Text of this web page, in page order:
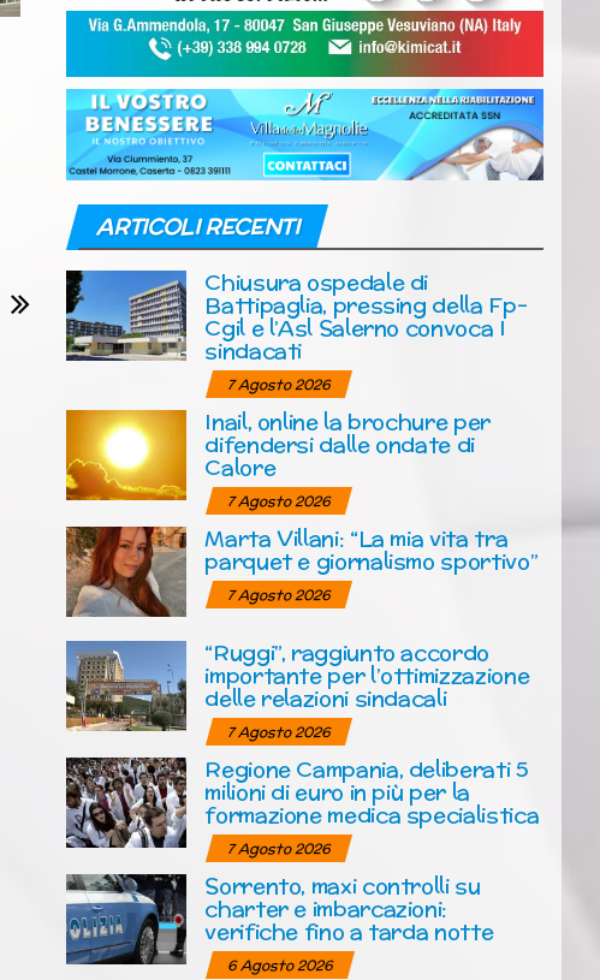
ARTICOLI RECENTI
Chiusura ospedale di
Battipaglia, pressing della Fp-
Cgil e l’Asl Salerno convoca I
sindacati
7 Agosto 2026
Inail, online la brochure per
difendersi dalle ondate di
Calore
7 Agosto 2026
Marta Villani: “La mia vita tra
parquet e giornalismo sportivo”
7 Agosto 2026
“Ruggi”, raggiunto accordo
importante per l’ottimizzazione
delle relazioni sindacali
7 Agosto 2026
Regione Campania, deliberati 5
milioni di euro in più per la
formazione medica specialistica
7 Agosto 2026
Sorrento, maxi controlli su
charter e imbarcazioni:
verifiche fino a tarda notte
6 Agosto 2026